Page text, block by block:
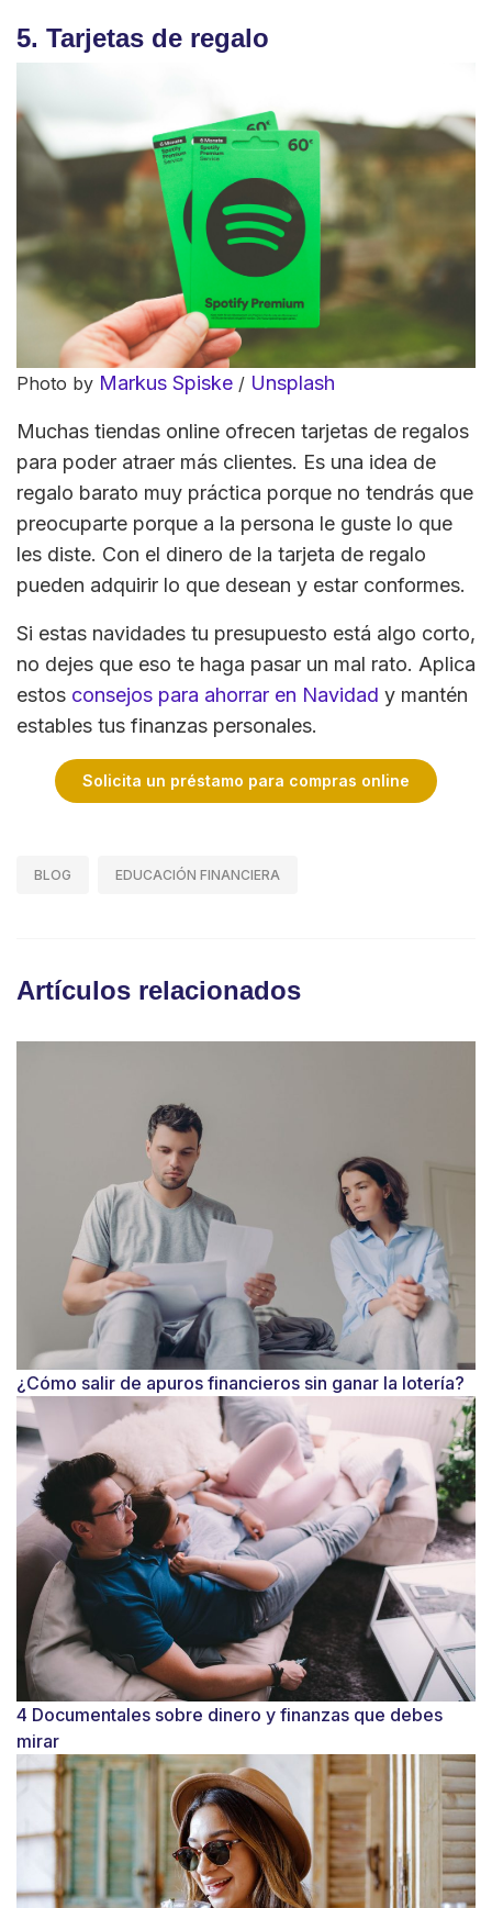
5. Tarjetas de regalo
Photo by Markus Spiske / Unsplash
Muchas tiendas online ofrecen tarjetas de regalos
para poder atraer más clientes. Es una idea de
regalo barato muy práctica porque no tendrás que
preocuparte porque a la persona le guste lo que
les diste. Con el dinero de la tarjeta de regalo
pueden adquirir lo que desean y estar conformes.
Si estas navidades tu presupuesto está algo corto,
no dejes que eso te haga pasar un mal rato. Aplica
estos consejos para ahorrar en Navidad y mantén
estables tus finanzas personales.
Solicita un préstamo para compras online
BLOG EDUCACIÓN FINANCIERA
Artículos relacionados
¿Cómo salir de apuros financieros sin ganar la lotería?
4 Documentales sobre dinero y finanzas que debes
mirar